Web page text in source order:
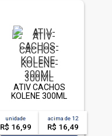
ATIV CACHOS
KOLENE 300ML
unidade
R$ 16,99
acima de 12
R$ 16,49